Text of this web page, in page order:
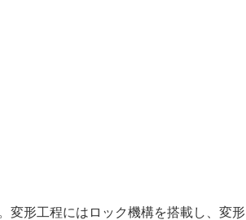
形工程にはロック機構を搭載し、変形